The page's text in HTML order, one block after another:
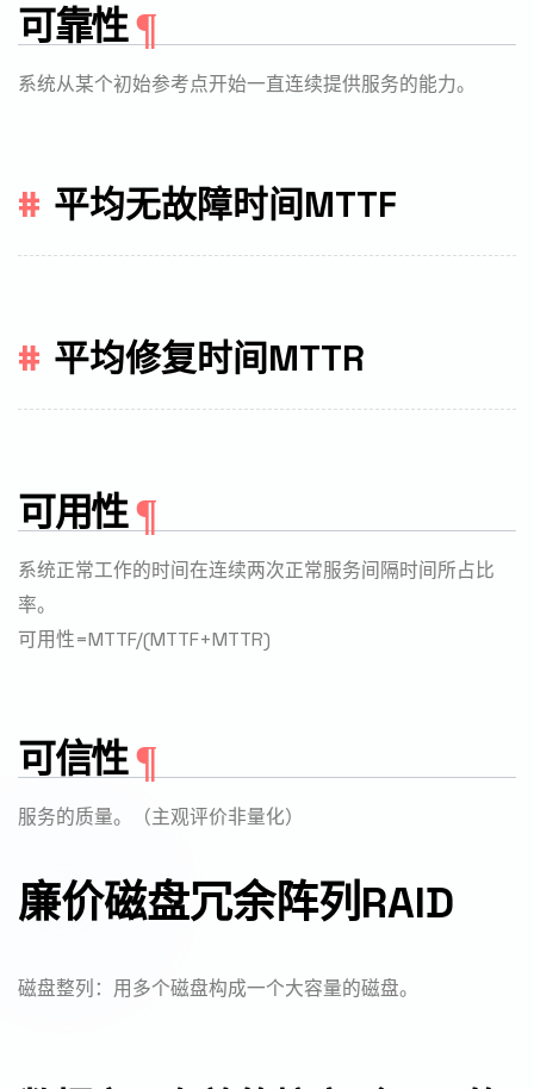
可靠性
系统从某个初始参考点开始一直连续提供服务的能力。
平均无故障时间MTTF
平均修复时间MTTR
可用性
系统正常工作的时间在连续两次正常服务间隔时间所占比
率。
可用性=MTTF/(MTTF+MTTR)
可信性
服务的质量。（主观评价非量化）
廉价磁盘冗余阵列RAID
磁盘整列：用多个磁盘构成一个大容量的磁盘。